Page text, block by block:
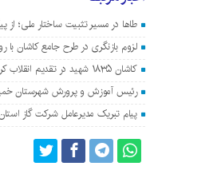
طاها در مسیر تثبیت ساختار ملی؛ از
لزوم بازنگری در طرح جامع کاشان با رویکرد «شهر ۱۵ دقیقه‌ای» و
کاشان ۱۸۳۵ شهید در تقدیم انقلاب کرده است
رئیس آموزش و پرورش شهرستان
پیام تبریک مدیرعامل شرکت گاز استان اصفهان به